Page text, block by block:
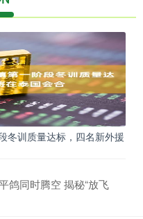
冬训质量达标，四名新外援
鸽同时腾空 揭秘“放飞